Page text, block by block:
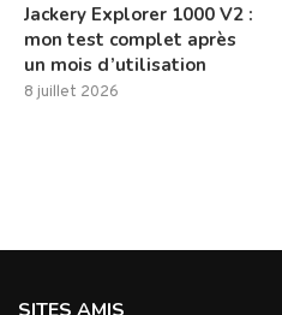
Jackery Explorer 1000 V2 :
mon test complet après
un mois d’utilisation
8 juillet 2026
SITES AMIS